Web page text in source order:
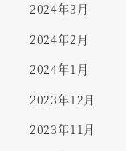
2024年3月
2024年2月
2024年1月
2023年12月
2023年11月